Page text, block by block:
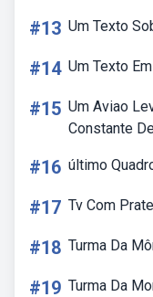
#13 Um Texto
#14 Um Texto
#15 Um Aviao
Constante
#16 último
#17 Tv Com
#18 Turma Da
#19 Turma Da